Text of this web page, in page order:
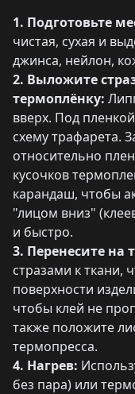
1. Подготовьте
чистая, сухая и
джинса, нейлон,
2. Выложите
термоплёнку:
вверх. Под
схему трафарета.
относительно
кусочков
карандаш, чтобы
"лицом вниз"
и быстро.
3. Перенесите на
стразами к ткани,
поверхности
чтобы клей не
также положите
термопресса.
4. Нагрев:
без пара) или